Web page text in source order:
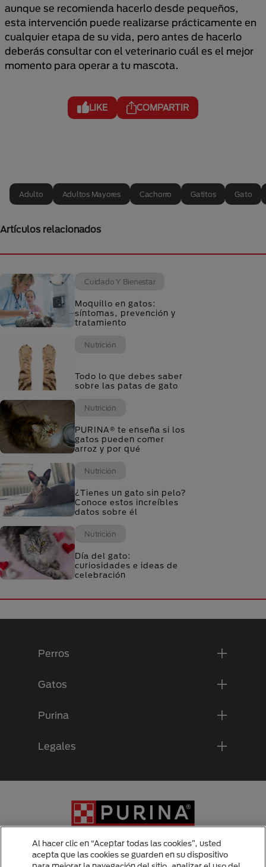
aunque se recomienda hacerlo desde pequeños,
esta intervención puede realizarse prácticamente en
cualquier etapa de su vida, pero antes de hacerlo
deberás consultar con el veterinario cuál es el mejor
momento para operar a tu mascota.
LIKE COMPARTIR
Adulto Adultos Mayores Cachorro Gatitos Gato
Artículos relacionados
Cuidado Y Bienestar
Moquillo en gatos:
síntomas, prevención y
tratamiento
Nutrición
Todo lo que debes saber
sobre las patas de gato
Nutrición
PURINA® te enseña si los
gatos pueden comer
arroz y por qué
Nutrición
¿Tienes un gato sin pelo?
Conoce estos increíbles
datos sobre él
Nutrición
Día del gato:
curiosidades e ideas de
celebración
Perros
Gatos
Purina
Legales
Al hacer clic en “Aceptar todas las cookies”, usted
acepta que las cookies se guarden en su dispositivo